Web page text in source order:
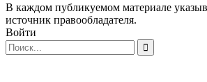
В каждом публикуемом материале
источник правообладателя.
Войти